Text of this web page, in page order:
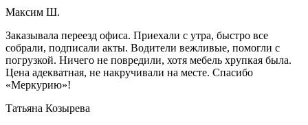
Максим Ш.
Заказывала переезд офиса. Приехали с утра, быстро все
собрали, подписали акты. Водители вежливые, помогли с
погрузкой. Ничего не повредили, хотя мебель хрупкая была.
Цена адекватная, не накручивали на месте. Спасибо
«Меркурию»!
Татьяна Козырева